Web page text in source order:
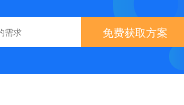
免费获取方案